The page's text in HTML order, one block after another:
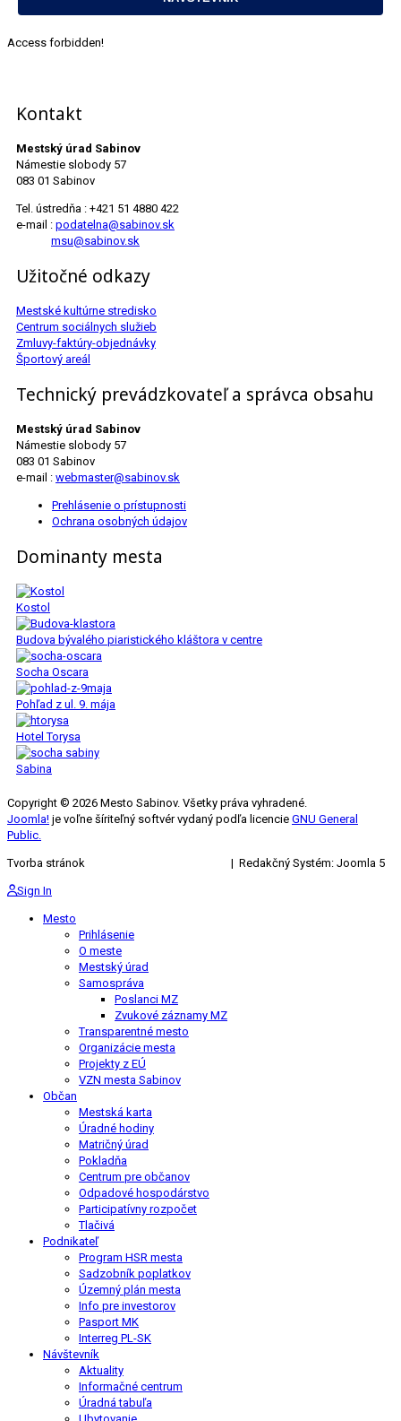
Access forbidden!
Kontakt
Mestský úrad Sabinov
Námestie slobody 57
083 01 Sabinov
Tel. ústredňa : +421 51 4880 422
e-mail : podatelna@sabinov.sk
msu@sabinov.sk
Užitočné odkazy
Mestské kultúrne stredisko
Centrum sociálnych služieb
Zmluvy-faktúry-objednávky
Športový areál
Technický prevádzkovateľ a správca obsahu
Mestský úrad Sabinov
Námestie slobody 57
083 01 Sabinov
e-mail : webmaster@sabinov.sk
Prehlásenie o prístupnosti
Ochrana osobných údajov
Dominanty mesta
Kostol
Budova bývalého piaristického kláštora v centre
Socha Oscara
Pohľad z ul. 9. mája
Hotel Torysa
Sabina
Copyright © 2026 Mesto Sabinov. Všetky práva vyhradené.
Joomla! je voľne šíriteľný softvér vydaný podľa licencie GNU General
Public.
Tvorba stránok | Redakčný Systém: Joomla 5
Sign In
Mesto
Prihlásenie
O meste
Mestský úrad
Samospráva
Poslanci MZ
Zvukové záznamy MZ
Transparentné mesto
Organizácie mesta
Projekty z EÚ
VZN mesta Sabinov
Občan
Mestská karta
Úradné hodiny
Matričný úrad
Pokladňa
Centrum pre občanov
Odpadové hospodárstvo
Participatívny rozpočet
Tlačivá
Podnikateľ
Program HSR mesta
Sadzobník poplatkov
Územný plán mesta
Info pre investorov
Pasport MK
Interreg PL-SK
Návštevník
Aktuality
Informačné centrum
Úradná tabuľa